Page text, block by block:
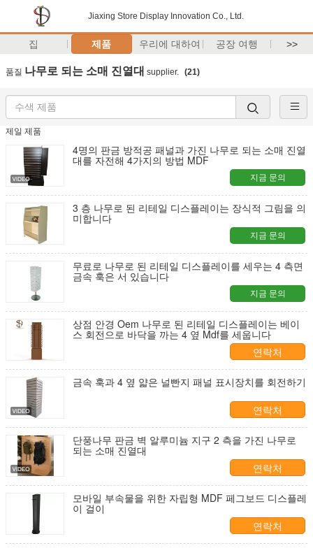
Jiaxing Store Display Innovation Co., Ltd.
집 제품 우리에 대하여 공장 여행 >>
품질 나무로 되는 소매 진열대 supplier. (21)
제일 제품
4명의 판금 방적공 패널과 가진 나무로 되는 소매 진열
대를 자전해 4가지의 방법 MDF
지금 문의
3 층 나무로 된 리테일 디스플레이는 장식적 그림을 의
미합니다
지금 문의
무료로 나무로 된 리테일 디스플레이를 세우는 4 측면
금속 훅은 서 있습니다
지금 문의
상점 안경 Oem 나무로 된 리테일 디스플레이는 베이
스 회전으로 바닥을 까는 4 옆 Mdf를 세웁니다
연락처
금속 훅과 4 옆 얇은 널빤지 패널 표시장치를 회전하기
연락처
단풍나무 판금 벽 알루미늄 지구 2 측을 가진 나무로
되는 소매 진열대
연락처
모바일 부속물을 위한 자립형 MDF 페그보드 디스플레
이 걸이
연락처